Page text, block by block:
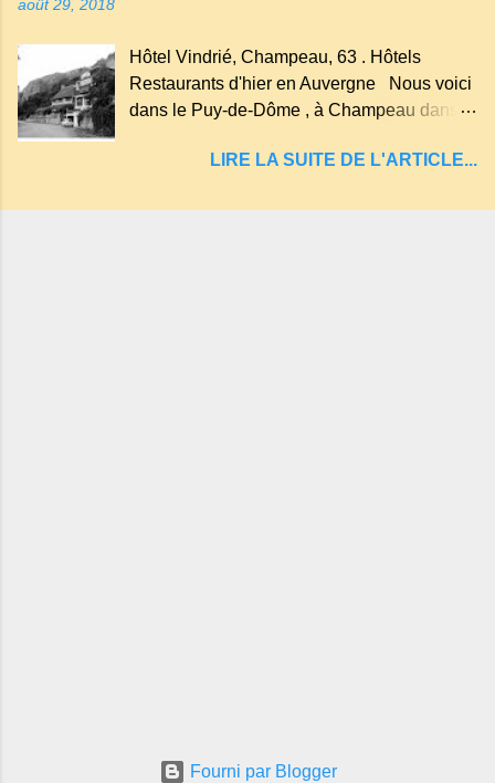
"sans fond" et en forme d'entonnoir
entraînant vers les entrailles de la terre, les
malheureux qui s'approchaient trop de
août 29, 2018
Hôtel Vindrié, Champeau, 63 . Hôtels
Restaurants d'hier en Auvergne Nous voici
dans le Puy-de-Dôme , à Champeau dans
Servant . L'Hôtel-Restaurant Vindrié était
son jambon de pays et son poulet cocotte,
LIRE LA SUITE DE L'ARTICLE...
Fourni par Blogger